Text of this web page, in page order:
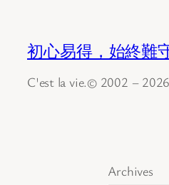
初心易得，始終難
C'est la vie.© 2002 – 2026
Archives